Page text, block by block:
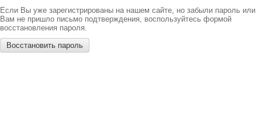
Если Вы уже зарегистрированы на нашем сайте, но забыли пароль или
Вам не пришло письмо подтверждения, воспользуйтесь формой
восстановления пароля.
Восстановить пароль